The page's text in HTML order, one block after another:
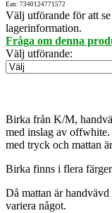
Ean: 7340124771572
Välj utförande för att se
lagerinformation.
Fråga om denna
Välj utförande:
Birka från K/M,
med inslag av
med tryck och mattan
Birka finns i flera
Då mattan är
variera något.